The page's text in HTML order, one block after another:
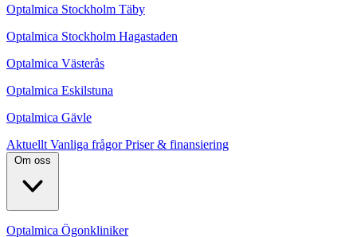
Optalmica Stockholm Täby
Optalmica Stockholm Hagastaden
Optalmica Västerås
Optalmica Eskilstuna
Optalmica Gävle
Aktuellt Vanliga frågorPriser & finansiering
Om oss
Optalmica Ögonkliniker